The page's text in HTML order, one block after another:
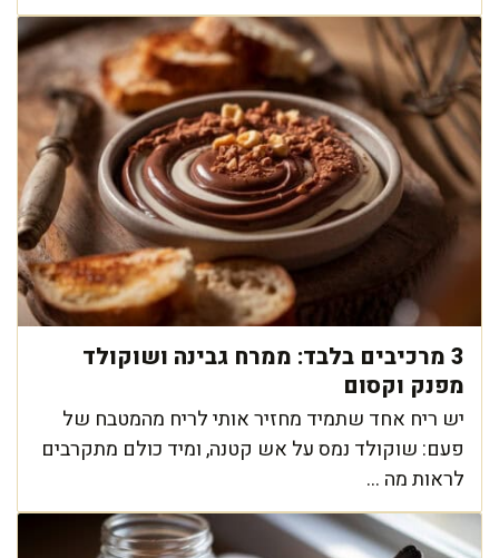
3 מרכיבים בלבד: ממרח גבינה ושוקולד
מפנק וקסום
יש ריח אחד שתמיד מחזיר אותי לריח מהמטבח של
פעם: שוקולד נמס על אש קטנה, ומיד כולם מתקרבים
לראות מה ...